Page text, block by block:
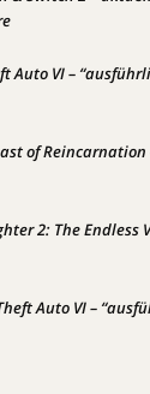
Auto VI –
of Reincarnation
2: The Endless
Auto VI –